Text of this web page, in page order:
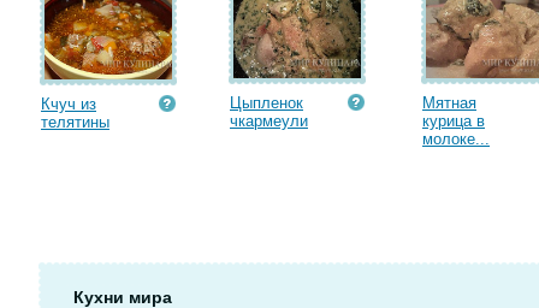
Кчуч из
телятины
Цыпленок
чкармеули
Мятная
курица в
молоке...
Кухни мира